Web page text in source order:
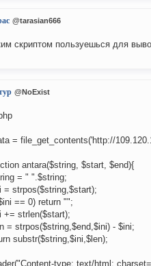
@tarasian666
скриптом пользуешься для
@NoExist
= file_get_contents('http://
antara($string, $start, $end){
= " ".$string;
= strpos($string,$start);
== 0) return "";
+= strlen($start);
= strpos($string,$end,$ini) - $ini;
substr($string,$ini,$len);
type: text/html;